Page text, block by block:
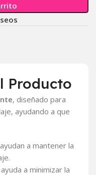
Producto
, diseñado para
ayudando a que
ayudan a mantener la
ayuda a minimizar la